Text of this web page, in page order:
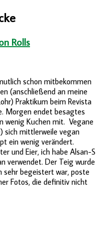
Rolls
schon mitbekommen
(anschließend an meine
Praktikum beim Revista
Morgen endet besagtes
wenig Kuchen mit. Vegane
sich mittlerweile vegan
ein wenig verändert.
und Eier, ich habe Alsan-S
verwendet. Der Teig wurde
sehr begeistert war, poste
Fotos, die definitiv nicht